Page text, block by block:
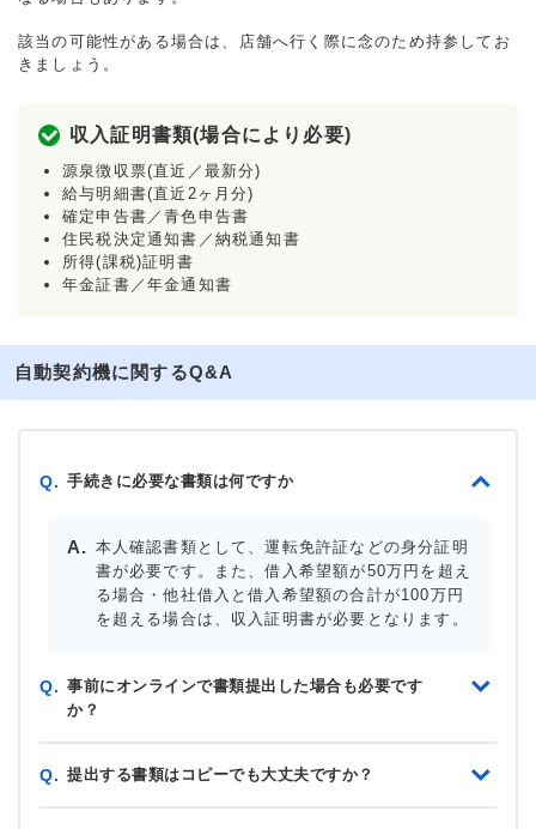
該当の可能性がある場合は、店舗へ行く際に念のため持参してお
きましょう。
収入証明書類(場合により必要)
源泉徴収票(直近／最新分)
給与明細書(直近2ヶ月分)
確定申告書／青色申告書
住民税決定通知書／納税通知書
所得(課税)証明書
年金証書／年金通知書
自動契約機に関するQ&A
Q. 手続きに必要な書類は何ですか
本人確認書類として、運転免許証などの身分証明
書が必要です。また、借入希望額が50万円を超え
る場合・他社借入と借入希望額の合計が100万円
を超える場合は、収入証明書が必要となります。
Q. 事前にオンラインで書類提出した場合も必要です
か？
Q. 提出する書類はコピーでも大丈夫ですか？